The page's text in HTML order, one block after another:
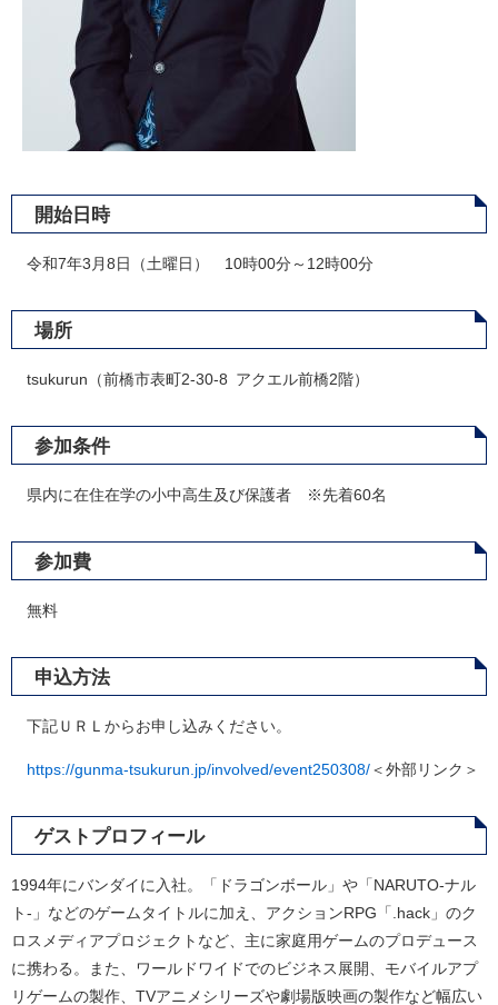
開始日時
令和7年3月8日（土曜日） 10時00分～12時00分
場所
tsukurun（前橋市表町2-30-8 アクエル前橋2階）
参加条件
県内に在住在学の小中高生及び保護者 ※先着60名
参加費
無料
申込方法
下記ＵＲＬからお申し込みください。
https://gunma-tsukurun.jp/involved/event250308/＜外部リンク＞
ゲストプロフィール
1994年にバンダイに入社。「ドラゴンボール」や「NARUTO-ナル
ト-」などのゲームタイトルに加え、アクションRPG「.hack」のク
ロスメディアプロジェクトなど、主に家庭用ゲームのプロデュース
に携わる。また、ワールドワイドでのビジネス展開、モバイルアプ
リゲームの製作、TVアニメシリーズや劇場版映画の製作など幅広い